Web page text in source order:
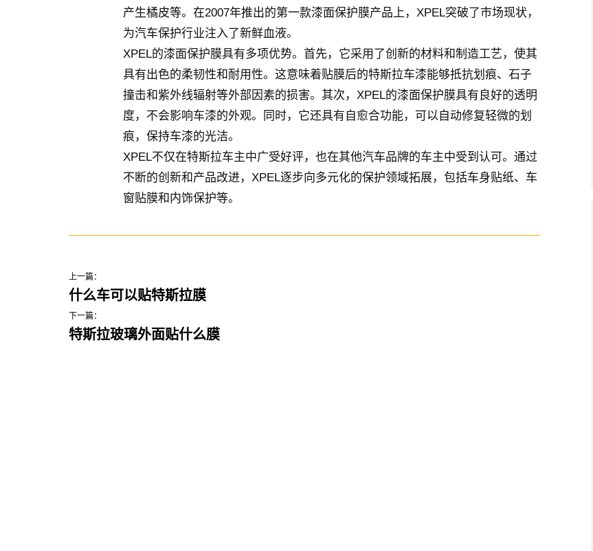
产生橘皮等。在2007年推出的第一款漆面保护膜产品上，XPEL突破了市场现状，
为汽车保护行业注入了新鲜血液。
XPEL的漆面保护膜具有多项优势。首先，它采用了创新的材料和制造工艺，使其
具有出色的柔韧性和耐用性。这意味着贴膜后的特斯拉车漆能够抵抗划痕、石子
撞击和紫外线辐射等外部因素的损害。其次，XPEL的漆面保护膜具有良好的透明
度，不会影响车漆的外观。同时，它还具有自愈合功能，可以自动修复轻微的划
痕，保持车漆的光洁。
XPEL不仅在特斯拉车主中广受好评，也在其他汽车品牌的车主中受到认可。通过
不断的创新和产品改进，XPEL逐步向多元化的保护领域拓展，包括车身贴纸、车
窗贴膜和内饰保护等。
上一篇：
什么车可以贴特斯拉膜
下一篇：
特斯拉玻璃外面贴什么膜